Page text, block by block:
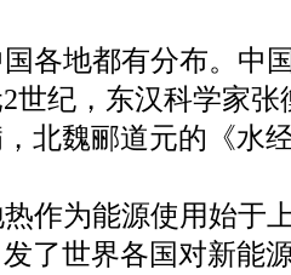
地都有分布。中
世纪，东汉科学家
北魏郦道元的《水
为能源使用始于上
了世界各国对新能